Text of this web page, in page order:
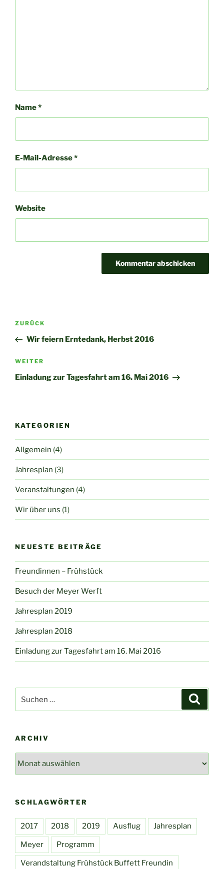
Name*
E-Mail-Adresse*
Website
Beitragsnavigation
Vorheriger
Beitrag
ZURÜCK
Wir feiern Erntedank, Herbst 2016
Nächster
Beitrag
WEITER
Einladung zur Tagesfahrt am 16. Mai 2016
KATEGORIEN
Allgemein (4)
Jahresplan (3)
Veranstaltungen (4)
Wir über uns (1)
NEUESTE BEITRÄGE
Freundinnen – Frühstück
Besuch der Meyer Werft
Jahresplan 2019
Jahresplan 2018
Einladung zur Tagesfahrt am 16. Mai 2016
nach:
ARCHIV
Archiv
SCHLAGWÖRTER
2017 2018 2019 Ausflug Jahresplan
Meyer Programm
Verandstaltung Frühstück Buffett Freundin